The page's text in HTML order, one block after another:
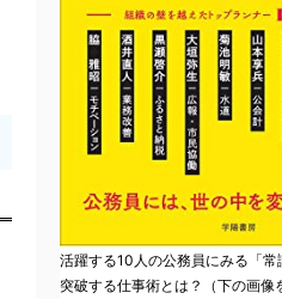
活躍する10人の公務員にみる「常
突破する仕事術とは？（下の画像